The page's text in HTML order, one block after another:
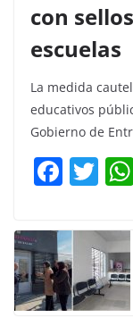
con
escuelas
La medida
educativos
Gobierno de
F
c
e
b
o
T
itt
er